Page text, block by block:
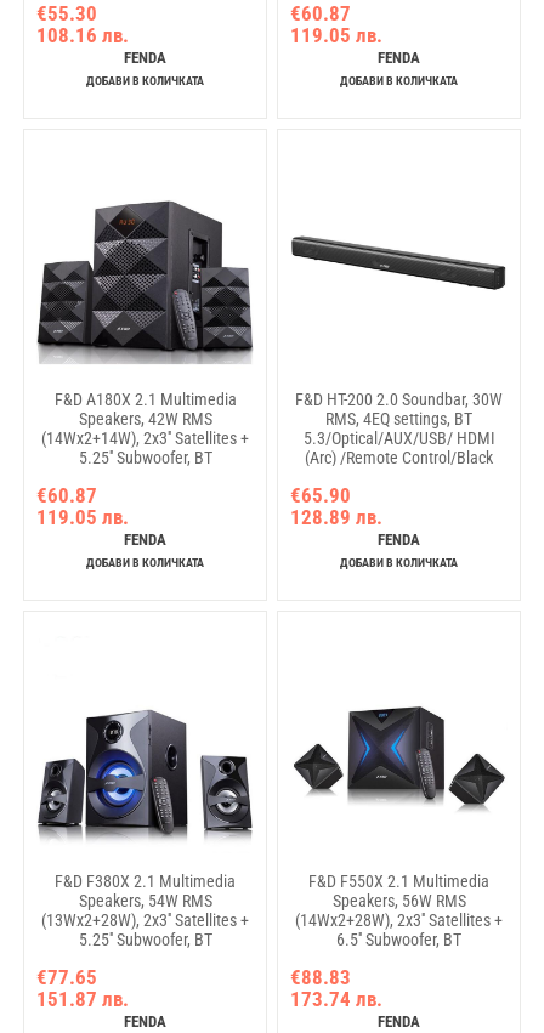
Control/Wooden/Black
€55.30
108.16 лв.
FENDA
ДОБАВИ В КОЛИЧКАТА
Control/Wooden/Black
€60.87
119.05 лв.
FENDA
ДОБАВИ В КОЛИЧКАТА
F&D A180X 2.1 Multimedia
Speakers, 42W RMS
(14Wx2+14W), 2x3'' Satellites +
5.25'' Subwoofer, BT
Display/Remote
Control/Wooden/Black
€60.87
119.05 лв.
FENDA
ДОБАВИ В КОЛИЧКАТА
F&D HT-200 2.0 Soundbar, 30W
RMS, 4EQ settings, BT
5.3/Optical/AUX/USB/ HDMI
(Arc) /Remote Control/Black
€65.90
128.89 лв.
FENDA
ДОБАВИ В КОЛИЧКАТА
F&D F380X 2.1 Multimedia
Speakers, 54W RMS
(13Wx2+28W), 2x3'' Satellites +
5.25'' Subwoofer, BT
reader/Multi-color LED/LED
Display/Remote
Control/Wooden/Black
€77.65
151.87 лв.
FENDA
F&D F550X 2.1 Multimedia
Speakers, 56W RMS
(14Wx2+28W), 2x3'' Satellites +
6.5'' Subwoofer, BT
reader/Multi-color LED/LED
Display/Remote
Control/Wooden/Black
€88.83
173.74 лв.
FENDA